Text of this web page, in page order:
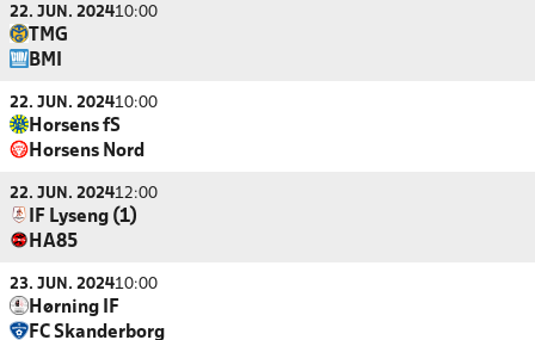
22. JUN. 202410:00
TMG
BMI
22. JUN. 202410:00
Horsens fS
Horsens Nord
22. JUN. 202412:00
IF Lyseng (1)
HA85
23. JUN. 202410:00
Hørning IF
FC Skanderborg